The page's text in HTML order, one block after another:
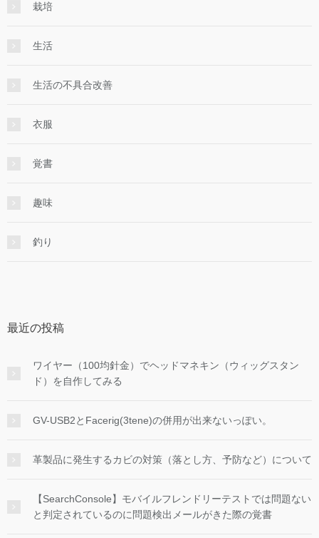
栽培
生活
生活の不具合改善
衣服
覚書
趣味
釣り
最近の投稿
ワイヤー（100均針金）でヘッドマネキン（ウィッグスタン
ド）を自作してみる
GV-USB2とFacerig(3tene)の併用が出来ないっぽい。
革製品に発生するカビの対策（落とし方、予防など）について
【SearchConsole】モバイルフレンドリーテストでは問題ない
と判定されているのに問題検出メールがきた際の覚書